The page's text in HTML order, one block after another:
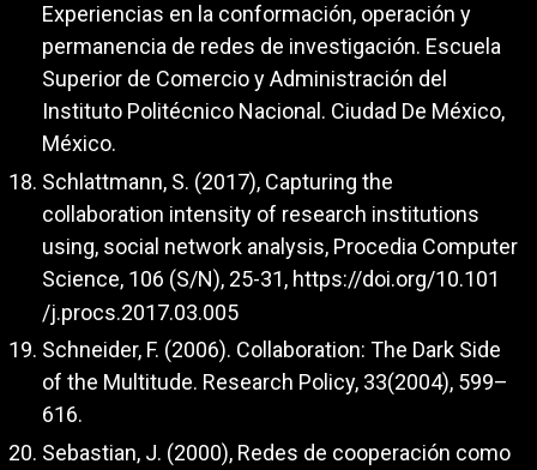
Experiencias en la conformación, operación y
permanencia de redes de investigación. Escuela
Superior de Comercio y Administración del
Instituto Politécnico Nacional. Ciudad De México,
México.
Schlattmann, S. (2017), Capturing the
collaboration intensity of research institutions
using, social network analysis, Procedia Computer
Science, 106 (S/N), 25-31, https://doi.org/10.101
/j.procs.2017.03.005
Schneider, F. (2006). Collaboration: The Dark Side
of the Multitude. Research Policy, 33(2004), 599–
616.
Sebastian, J. (2000), Redes de cooperación como